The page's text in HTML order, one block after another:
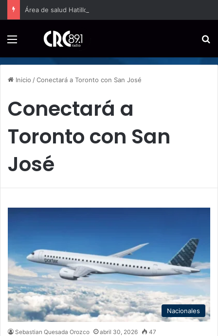
Inicio /Conectará a Toronto con San José
Conectará a
Toronto con San
José
Nacionales
Sebastian Quesada Orozco abril 30, 2026 47